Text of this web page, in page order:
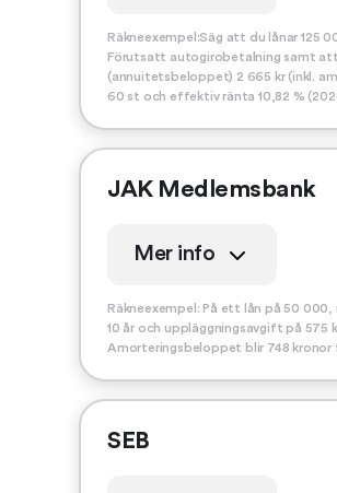
Räkneexempel:Säg att du lånar 125
Förutsatt autogirobetalning samt
(annuitetsbeloppet) 2 665 kr (inkl.
60 st och effektiv ränta 10,82 %
JAK Medlemsbank
Mer info
Räkneexempel: På ett lån på 50
10 år och uppläggningsavgift på 575
Amorteringsbeloppet blir 748 kronor
SEB